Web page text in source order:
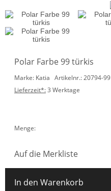
Polar Farbe 99 türkis
Marke: Katia Artikelnr.: 20794-99
Lieferzeit*:3 Werktage
Menge:
Auf die Merkliste
In den Warenkorb